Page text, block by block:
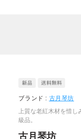
ブランド : 古月琴坊
上質な老紅木材を惜
級品。
古月琴坊